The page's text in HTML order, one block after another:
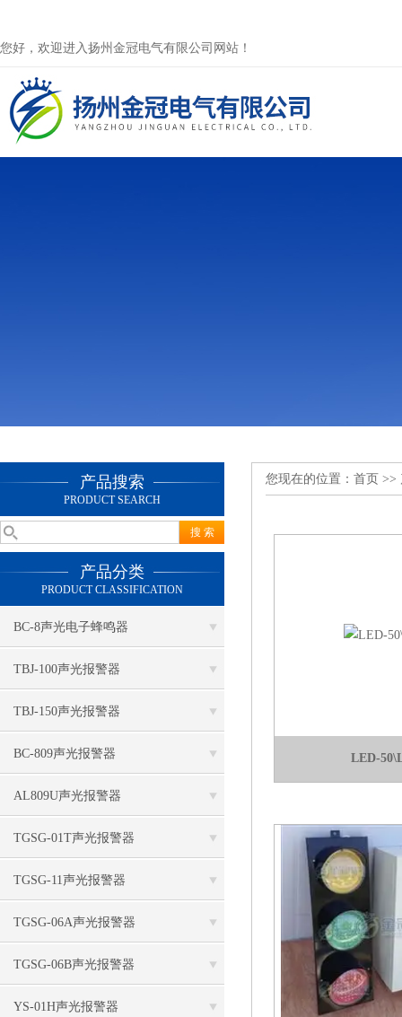
您好，欢迎进入扬州金冠电气有限公司网站！
产品搜索
PRODUCT SEARCH
产品分类
PRODUCT CLASSIFICATION
BC-8声光电子蜂鸣器
TBJ-100声光报警器
TBJ-150声光报警器
BC-809声光报警器
AL809U声光报警器
TGSG-01T声光报警器
TGSG-11声光报警器
TGSG-06A声光报警器
TGSG-06B声光报警器
YS-01H声光报警器
您现在的位置： 首页 >>
LED-